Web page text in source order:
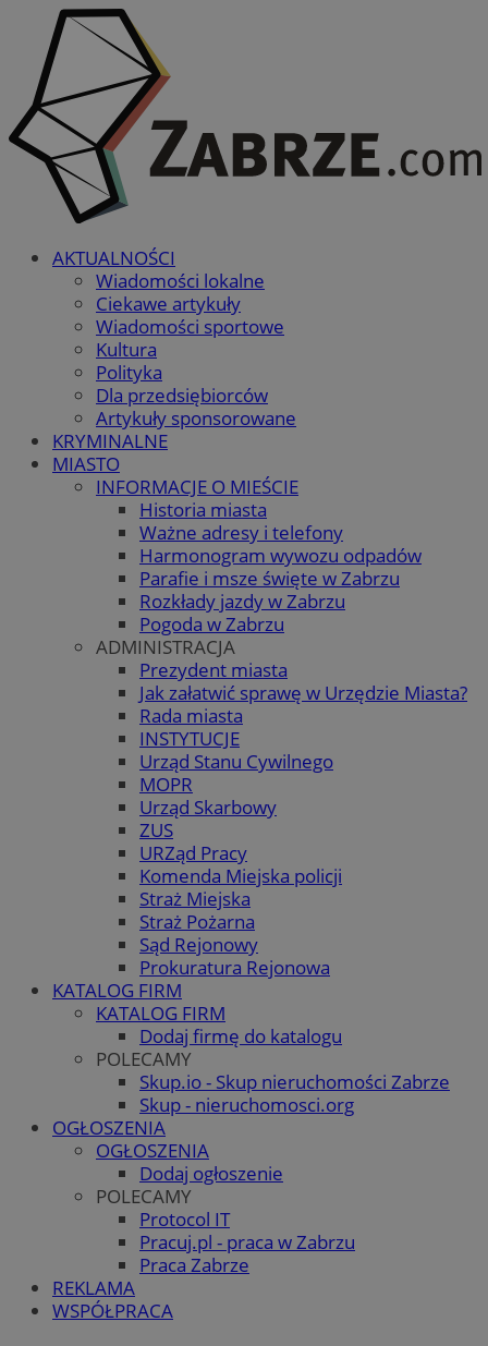
AKTUALNOŚCI
Wiadomości lokalne
Ciekawe artykuły
Wiadomości sportowe
Kultura
Polityka
Dla przedsiębiorców
Artykuły sponsorowane
KRYMINALNE
MIASTO
INFORMACJE O MIEŚCIE
Historia miasta
Ważne adresy i telefony
Harmonogram wywozu odpadów
Parafie i msze święte w Zabrzu
Rozkłady jazdy w Zabrzu
Pogoda w Zabrzu
ADMINISTRACJA
Prezydent miasta
Jak załatwić sprawę w Urzędzie Miasta?
Rada miasta
INSTYTUCJE
Urząd Stanu Cywilnego
MOPR
Urząd Skarbowy
ZUS
URZąd Pracy
Komenda Miejska policji
Straż Miejska
Straż Pożarna
Sąd Rejonowy
Prokuratura Rejonowa
KATALOG FIRM
KATALOG FIRM
Dodaj firmę do katalogu
POLECAMY
Skup.io - Skup nieruchomości Zabrze
Skup - nieruchomosci.org
OGŁOSZENIA
OGŁOSZENIA
Dodaj ogłoszenie
POLECAMY
Protocol IT
Pracuj.pl - praca w Zabrzu
Praca Zabrze
REKLAMA
WSPÓŁPRACA